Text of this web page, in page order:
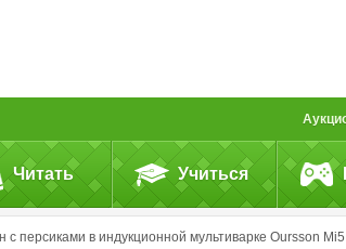
Читать Учиться
с персиками в индукционной мультиварке Oursson Mi5040PSD